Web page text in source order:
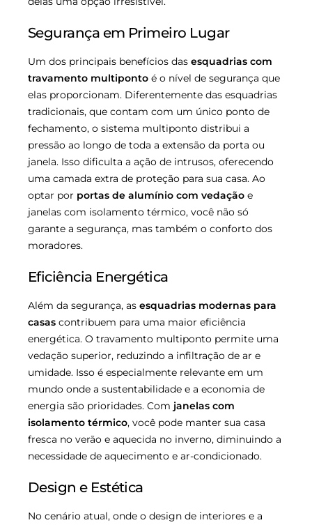
Segurança em Primeiro Lugar
Um dos principais benefícios das esquadrias com
travamento multiponto é o nível de segurança que
elas proporcionam. Diferentemente das esquadrias
tradicionais, que contam com um único ponto de
fechamento, o sistema multiponto distribui a
pressão ao longo de toda a extensão da porta ou
janela. Isso dificulta a ação de intrusos, oferecendo
uma camada extra de proteção para sua casa. Ao
optar por portas de alumínio com vedação e
janelas com isolamento térmico, você não só
garante a segurança, mas também o conforto dos
moradores.
Eficiência Energética
Além da segurança, as esquadrias modernas para
casas contribuem para uma maior eficiência
energética. O travamento multiponto permite uma
vedação superior, reduzindo a infiltração de ar e
umidade. Isso é especialmente relevante em um
mundo onde a sustentabilidade e a economia de
energia são prioridades. Com janelas com
isolamento térmico, você pode manter sua casa
fresca no verão e aquecida no inverno, diminuindo a
necessidade de aquecimento e ar-condicionado.
Design e Estética
No cenário atual, onde o design de interiores e a